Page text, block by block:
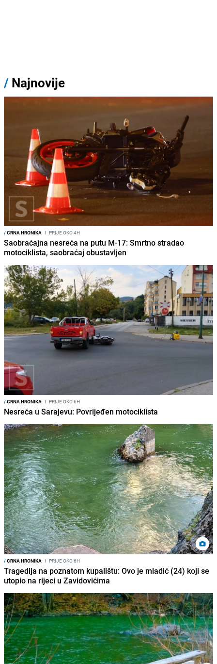
/ Najnovije
/CRNA HRONIKA I PRIJE OKO 4H
Saobraćajna nesreća na putu M-17: Smrtno stradao
motociklista, saobraćaj obustavljen
/CRNA HRONIKA I PRIJE OKO 6H
Nesreća u Sarajevu: Povrijeđen motociklista
/CRNA HRONIKA I PRIJE OKO 6H
Tragedija na poznatom kupalištu: Ovo je mladić (24) koji se
utopio na rijeci u Zavidovićima